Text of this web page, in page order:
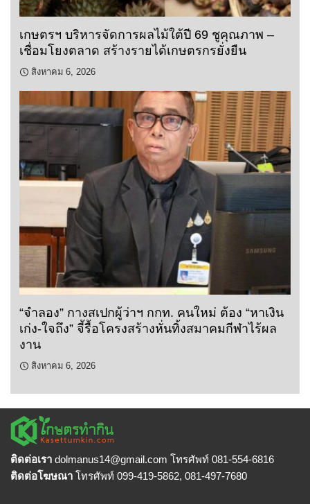
เกษตรฯ บริหารจัดการผลไม้ใต้ปี 69 ชูคุณภาพ –
เชื่อมโยงตลาด สร้างรายได้เกษตรกรยั่งยืน
สิงหาคม 6, 2026
“จำลอง” กางสเปกผู้ว่าฯ กกท. คนใหม่ ต้อง “หาเงิน
เก่ง-ใจถึง” จี้รื้อโครงสร้างหั่นทิ้งสมาคมกีฬาไร้ผล
งาน
สิงหาคม 6, 2026
ติดต่อเรา dolmanus14@gmail.com โทรศัพท์ 081-554-6816
ติดต่อโฆษณา โทรศัพท์ 099-419-5862, 081-497-7680